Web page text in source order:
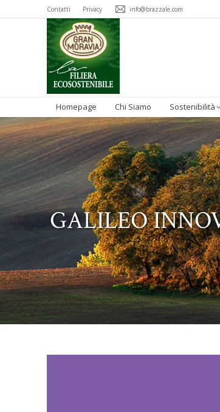
Contatti Privacy info@brazzale.com
Homepage Chi Siamo Sostenibilità
GALILEO